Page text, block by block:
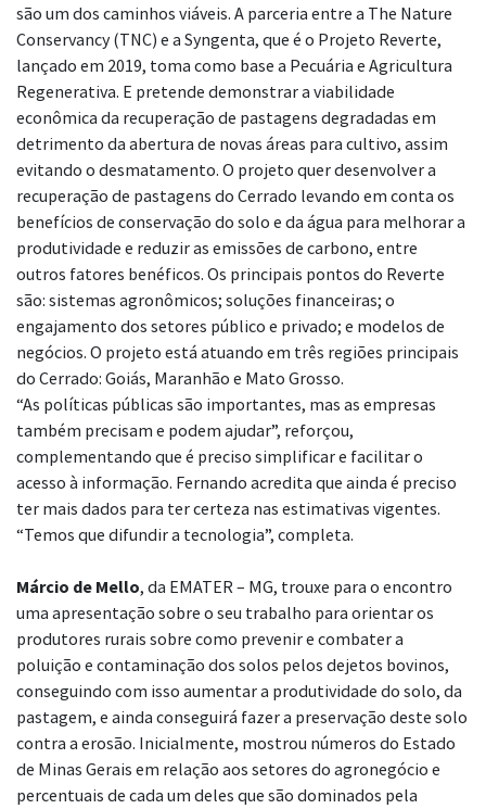
são um dos caminhos viáveis. A parceria entre a The Nature
Conservancy (TNC) e a Syngenta, que é o Projeto Reverte,
lançado em 2019, toma como base a Pecuária e Agricultura
Regenerativa. E pretende demonstrar a viabilidade
econômica da recuperação de pastagens degradadas em
detrimento da abertura de novas áreas para cultivo, assim
evitando o desmatamento. O projeto quer desenvolver a
recuperação de pastagens do Cerrado levando em conta os
benefícios de conservação do solo e da água para melhorar a
produtividade e reduzir as emissões de carbono, entre
outros fatores benéficos. Os principais pontos do Reverte
são: sistemas agronômicos; soluções financeiras; o
engajamento dos setores público e privado; e modelos de
negócios. O projeto está atuando em três regiões principais
do Cerrado: Goiás, Maranhão e Mato Grosso.
“As políticas públicas são importantes, mas as empresas
também precisam e podem ajudar”, reforçou,
complementando que é preciso simplificar e facilitar o
acesso à informação. Fernando acredita que ainda é preciso
ter mais dados para ter certeza nas estimativas vigentes.
“Temos que difundir a tecnologia”, completa.
Márcio de Mello, da EMATER – MG, trouxe para o encontro
uma apresentação sobre o seu trabalho para orientar os
produtores rurais sobre como prevenir e combater a
poluição e contaminação dos solos pelos dejetos bovinos,
conseguindo com isso aumentar a produtividade do solo, da
pastagem, e ainda conseguirá fazer a preservação deste solo
contra a erosão. Inicialmente, mostrou números do Estado
de Minas Gerais em relação aos setores do agronegócio e
percentuais de cada um deles que são dominados pela